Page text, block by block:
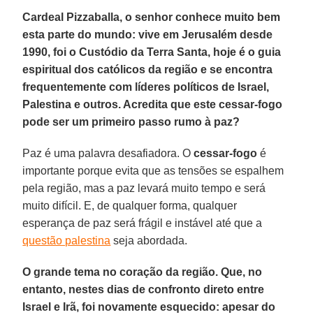
Cardeal Pizzaballa, o senhor conhece muito bem
esta parte do mundo: vive em Jerusalém desde
1990, foi o Custódio da Terra Santa, hoje é o guia
espiritual dos católicos da região e se encontra
frequentemente com líderes políticos de Israel,
Palestina e outros. Acredita que este cessar-fogo
pode ser um primeiro passo rumo à paz?
Paz é uma palavra desafiadora. Ocessar-fogo é
importante porque evita que as tensões se espalhem
pela região, mas a paz levará muito tempo e será
muito difícil. E, de qualquer forma, qualquer
esperança de paz será frágil e instável até que a
questão palestina seja abordada.
O grande tema no coração da região. Que, no
entanto, nestes dias de confronto direto entre
Israel e Irã, foi novamente esquecido: apesar do